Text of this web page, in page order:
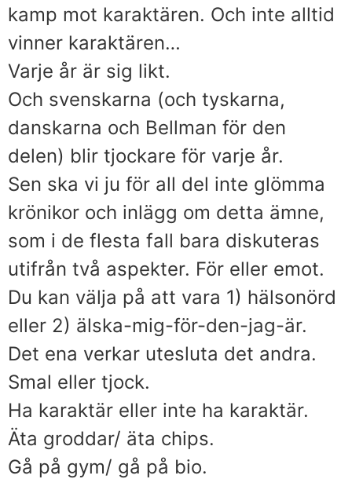
kamp mot karaktären. Och inte alltid
vinner karaktären…
Varje år är sig likt.
Och svenskarna (och tyskarna,
danskarna och Bellman för den
delen) blir tjockare för varje år.
Sen ska vi ju för all del inte glömma
krönikor och inlägg om detta ämne,
som i de flesta fall bara diskuteras
utifrån två aspekter. För eller emot.
Du kan välja på att vara 1) hälsonörd
eller 2) älska-mig-för-den-jag-är.
Det ena verkar utesluta det andra.
Smal eller tjock.
Ha karaktär eller inte ha karaktär.
Äta groddar/ äta chips.
Gå på gym/ gå på bio.